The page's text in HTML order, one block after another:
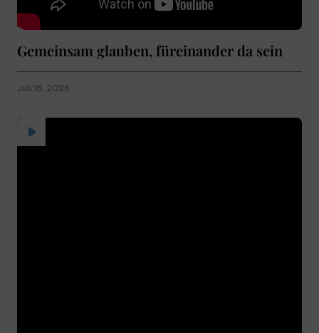
Gemeinsam glauben, füreinander da sein
Juli 18, 2026